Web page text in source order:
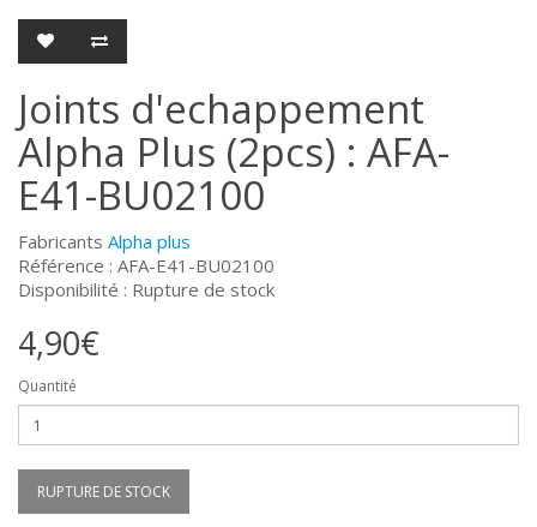
Joints d'echappement
Alpha Plus (2pcs) : AFA-
E41-BU02100
Fabricants Alpha plus
Référence : AFA-E41-BU02100
Disponibilité : Rupture de stock
4,90€
Quantité
RUPTURE DE STOCK